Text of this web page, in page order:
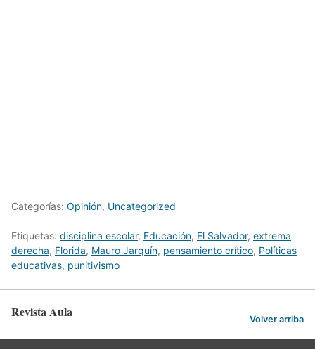
Categorías: Opinión, Uncategorized
Etiquetas: disciplina escolar, Educación, El Salvador, extrema
derecha, Florida, Mauro Jarquín, pensamiento crítico, Políticas
educativas, punitivismo
Revista Aula Volver arriba